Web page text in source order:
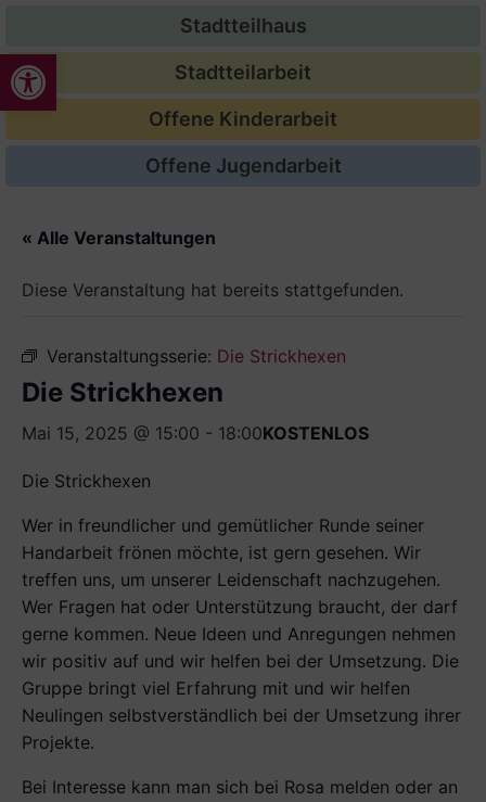
Werkzeugleiste öffnen
Stadtteilhaus
Stadtteilarbeit
Offene Kinderarbeit
Offene Jugendarbeit
« Alle Veranstaltungen
Diese Veranstaltung hat bereits stattgefunden.
Veranstaltungsserie: Die Strickhexen
Die Strickhexen
Mai 15, 2025 @ 15:00 - 18:00KOSTENLOS
Die Strickhexen
Wer in freundlicher und ge­mütlicher Runde seiner
Handarbeit frönen möchte, ist gern gesehen. Wir
treffen uns, um unserer Leidenschaft nachzugehen.
Wer Fragen hat oder Unterstützung braucht, der darf
gerne kommen. Neue Ideen und Anregungen nehmen
wir positiv auf und wir helfen bei der Umsetzung. Die
Gruppe bringt viel Erfahrung mit und wir helfen
Neulingen selbstverständlich bei der Umsetzung ihrer
Projekte.
Bei Interesse kann man sich bei Rosa melden oder an